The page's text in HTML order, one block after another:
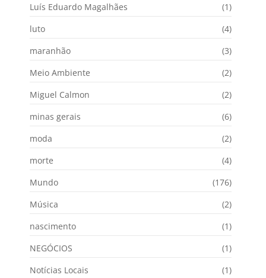
Luís Eduardo Magalhães
(1)
luto
(4)
maranhão
(3)
Meio Ambiente
(2)
Miguel Calmon
(2)
minas gerais
(6)
moda
(2)
morte
(4)
Mundo
(176)
Música
(2)
nascimento
(1)
NEGÓCIOS
(1)
Notícias Locais
(1)